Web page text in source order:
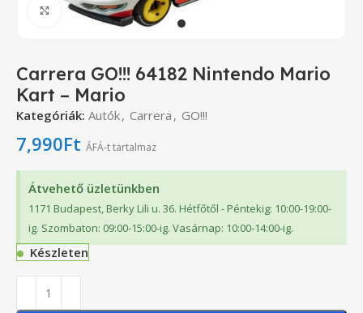
Click to enlarge
Carrera GO!!! 64182 Nintendo Mario
Kart – Mario
Kategóriák: Autók, Carrera , GO!!!
7,990Ft ÁFÁ-t tartalmaz
Átvehető üzletünkben
1171 Budapest, Berky Lili u. 36. Hétfőtől - Péntekig: 10:00-19:00-
ig. Szombaton: 09:00-15:00-ig. Vasárnap: 10:00-14:00-ig.
Készleten